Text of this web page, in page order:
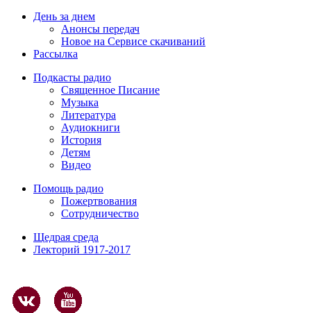
День за днем
Анонсы передач
Новое на Сервисе скачиваний
Рассылка
Подкасты радио
Священное Писание
Музыка
Литература
Аудиокниги
История
Детям
Видео
Помощь радио
Пожертвования
Сотрудничество
Щедрая среда
Лекторий 1917-2017